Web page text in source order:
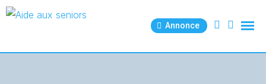
Skip
Annonce